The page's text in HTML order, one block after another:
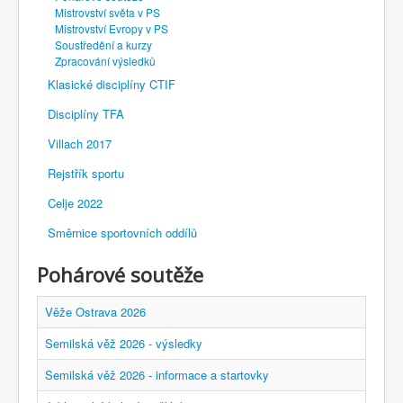
Mistrovství světa v PS
Mistrovství Evropy v PS
Soustředění a kurzy
Zpracování výsledků
Klasické disciplíny CTIF
Disciplíny TFA
Villach 2017
Rejstřík sportu
Celje 2022
Směrnice sportovních oddílů
Pohárové soutěže
Věže Ostrava 2026
Semilská věž 2026 - výsledky
Semilská věž 2026 - informace a startovky